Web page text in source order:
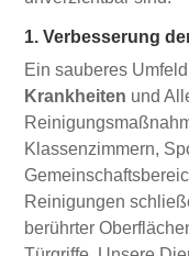
1. Verbesserung
Ein sauberes
Krankheiten und
Klassenzimmern,
Reinigungen
berührter